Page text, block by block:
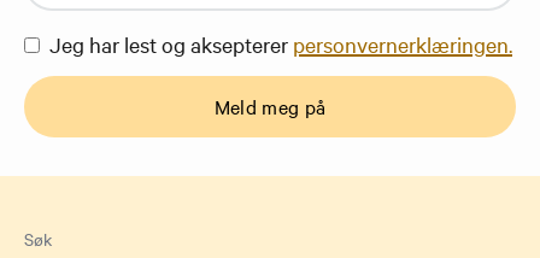
Jeg har lest og aksepterer personvernerklæringen.
Meld meg på
Søk